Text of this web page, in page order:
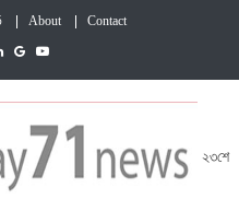
About Contact
২৩শে